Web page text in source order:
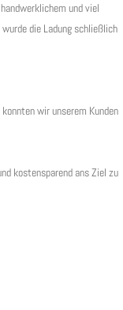
und viel
die Ladung schließlich
wir unserem Kunden
kostensparend ans Ziel zu